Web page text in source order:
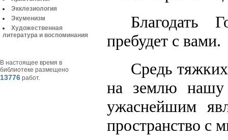
Экклезиология
Экуменизм
Художественная
литература и воспоминания
В настоящее время в
библиотеке размещено
13776 работ.
Благодать
пребудет с вами.
Средь
на землю нашу
ужаснейшим
пространство с